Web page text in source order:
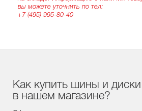
вы можете уточнить по тел:
+7 (495) 995-80-40
Как купить шины и диски
в нашем магазине?